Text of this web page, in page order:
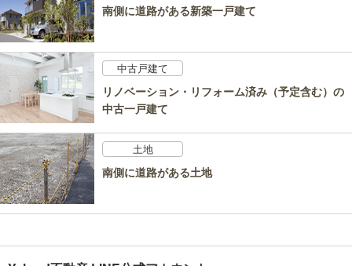
南側に道路がある新築一戸建て
中古戸建て
リノベーション・リフォーム済み（予定含む）の
中古一戸建て
土地
南側に道路がある土地